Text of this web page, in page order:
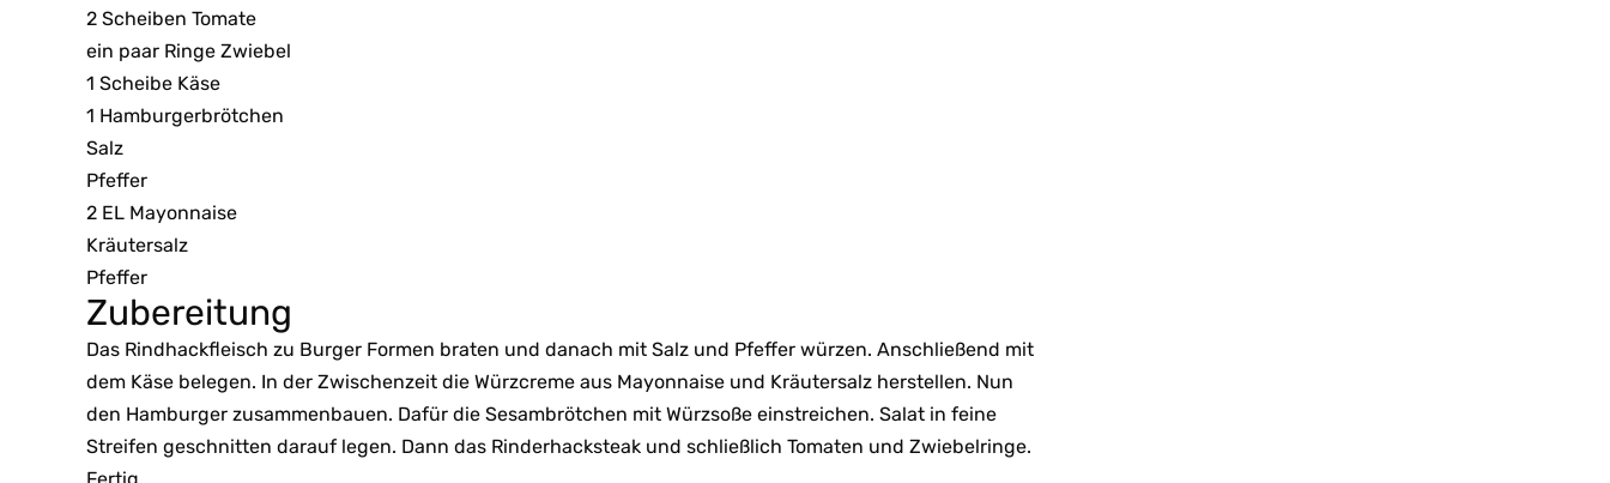
2 Scheiben Tomate
ein paar Ringe Zwiebel
1 Scheibe Käse
1 Hamburgerbrötchen
Salz
Pfeffer
2 EL Mayonnaise
Kräutersalz
Pfeffer
Zubereitung
Das Rindhackfleisch zu Burger Formen braten und danach mit Salz und Pfeffer würzen. Anschließend mit
dem Käse belegen. In der Zwischenzeit die Würzcreme aus Mayonnaise und Kräutersalz herstellen. Nun
den Hamburger zusammenbauen. Dafür die Sesambrötchen mit Würzsoße einstreichen. Salat in feine
Streifen geschnitten darauf legen. Dann das Rinderhacksteak und schließlich Tomaten und Zwiebelringe.